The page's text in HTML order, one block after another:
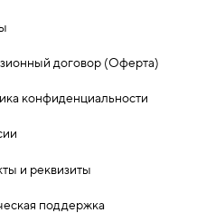
договор (Оферта)
конфиденциальности
и реквизиты
поддержка